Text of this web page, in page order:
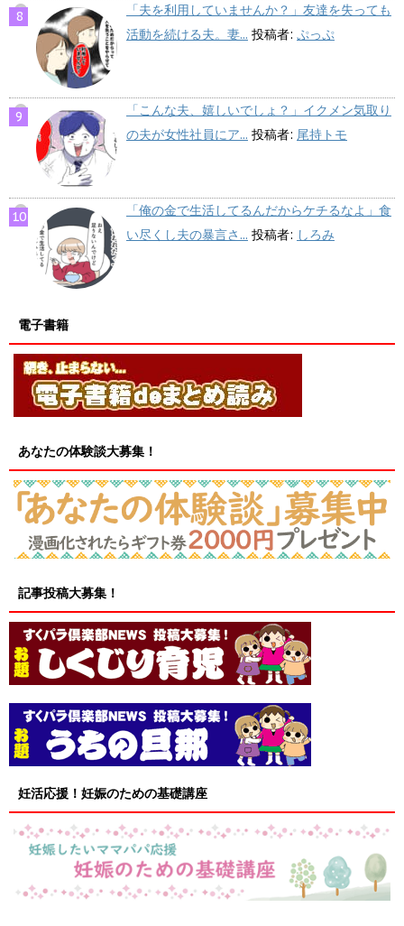
「夫を利用していませんか？」友達を失っても
活動を続ける夫。妻... 投稿者: ぷっぷ
「こんな夫、嬉しいでしょ？」イクメン気取り
の夫が女性社員にア... 投稿者: 尾持トモ
「俺の金で生活してるんだからケチるなよ」食
い尽くし夫の暴言さ... 投稿者: しろみ
電子書籍
あなたの体験談大募集！
記事投稿大募集！
妊活応援！妊娠のための基礎講座